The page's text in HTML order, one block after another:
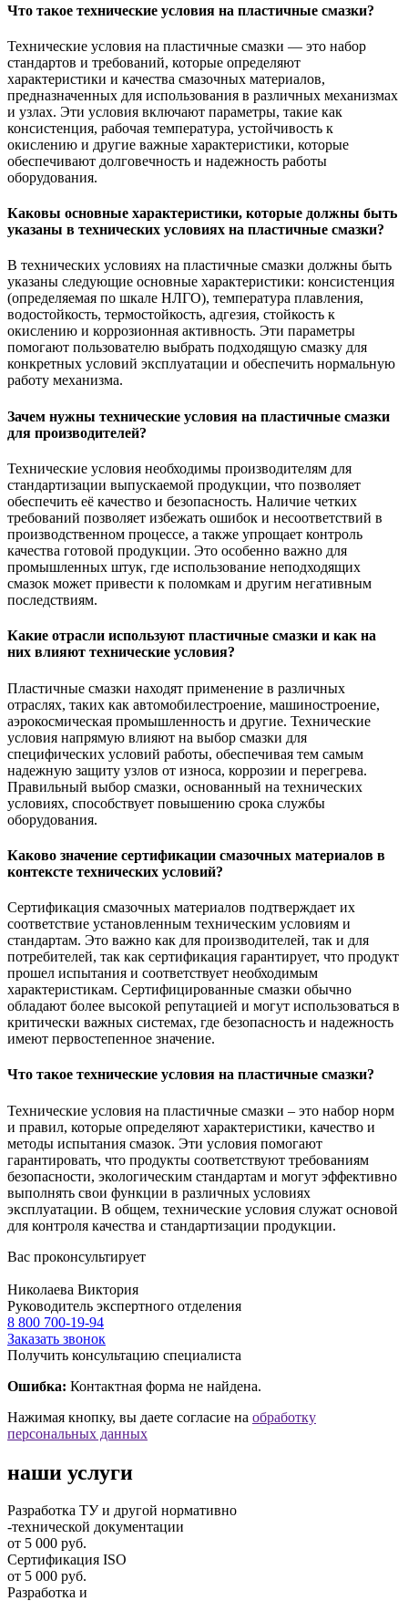
Что такое технические условия на пластичные смазки?
Технические условия на пластичные смазки — это набор
стандартов и требований, которые определяют
характеристики и качества смазочных материалов,
предназначенных для использования в различных механизмах
и узлах. Эти условия включают параметры, такие как
консистенция, рабочая температура, устойчивость к
окислению и другие важные характеристики, которые
обеспечивают долговечность и надежность работы
оборудования.
Каковы основные характеристики, которые должны быть
указаны в технических условиях на пластичные смазки?
В технических условиях на пластичные смазки должны быть
указаны следующие основные характеристики: консистенция
(определяемая по шкале НЛГО), температура плавления,
водостойкость, термостойкость, адгезия, стойкость к
окислению и коррозионная активность. Эти параметры
помогают пользователю выбрать подходящую смазку для
конкретных условий эксплуатации и обеспечить нормальную
работу механизма.
Зачем нужны технические условия на пластичные смазки
для производителей?
Технические условия необходимы производителям для
стандартизации выпускаемой продукции, что позволяет
обеспечить её качество и безопасность. Наличие четких
требований позволяет избежать ошибок и несоответствий в
производственном процессе, а также упрощает контроль
качества готовой продукции. Это особенно важно для
промышленных штук, где использование неподходящих
смазок может привести к поломкам и другим негативным
последствиям.
Какие отрасли используют пластичные смазки и как на
них влияют технические условия?
Пластичные смазки находят применение в различных
отраслях, таких как автомобилестроение, машиностроение,
аэрокосмическая промышленность и другие. Технические
условия напрямую влияют на выбор смазки для
специфических условий работы, обеспечивая тем самым
надежную защиту узлов от износа, коррозии и перегрева.
Правильный выбор смазки, основанный на технических
условиях, способствует повышению срока службы
оборудования.
Каково значение сертификации смазочных материалов в
контексте технических условий?
Сертификация смазочных материалов подтверждает их
соответствие установленным техническим условиям и
стандартам. Это важно как для производителей, так и для
потребителей, так как сертификация гарантирует, что продукт
прошел испытания и соответствует необходимым
характеристикам. Сертифицированные смазки обычно
обладают более высокой репутацией и могут использоваться в
критически важных системах, где безопасность и надежность
имеют первостепенное значение.
Что такое технические условия на пластичные смазки?
Технические условия на пластичные смазки – это набор норм
и правил, которые определяют характеристики, качество и
методы испытания смазок. Эти условия помогают
гарантировать, что продукты соответствуют требованиям
безопасности, экологическим стандартам и могут эффективно
выполнять свои функции в различных условиях
эксплуатации. В общем, технические условия служат основой
для контроля качества и стандартизации продукции.
Вас проконсультирует
Николаева Виктория
Руководитель экспертного отделения
8 800 700-19-94
Заказать звонок
Получить консультацию специалиста
Ошибка: Контактная форма не найдена.
Нажимая кнопку, вы даете согласие на обработку
персональных данных
наши услуги
Разработка ТУ и другой нормативно
-технической документации
от 5 000 руб.
Сертификация ISO
от 5 000 руб.
Разработка и